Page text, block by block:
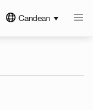
Candean